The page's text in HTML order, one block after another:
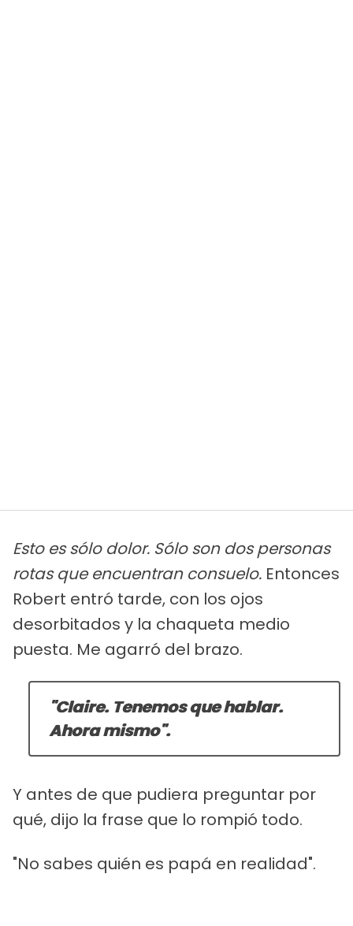
Esto es sólo dolor. Sólo son dos personas
rotas que encuentran consuelo. Entonces
Robert entró tarde, con los ojos
desorbitados y la chaqueta medio
puesta. Me agarró del brazo.
"Claire. Tenemos que hablar.
Ahora mismo".
Y antes de que pudiera preguntar por
qué, dijo la frase que lo rompió todo.
"No sabes quién es papá en realidad".